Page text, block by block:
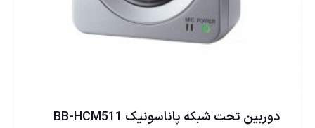
دوربين تحت شبكه پاناسونيک BB-HCM511